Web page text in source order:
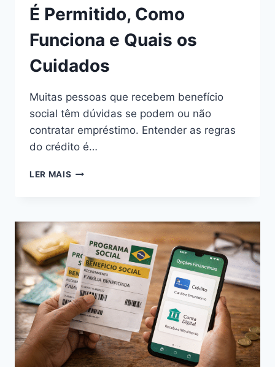
É Permitido, Como
Funciona e Quais os
Cuidados
Muitas pessoas que recebem benefício
social têm dúvidas se podem ou não
contratar empréstimo. Entender as regras
do crédito é…
LER MAIS EMPRÉSTIMOS
BENEFÍCIO:
O
QUE
PERMITIDO,
COMO
FUNCIONA
QUAIS
OS
CUIDADOS